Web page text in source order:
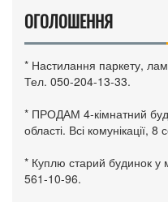
ОГОЛОШЕННЯ
* Настилання паркету,
Тел. 050-204-13-33.
* ПРОДАМ 4-кімнатний
області. Всі комунікації,
* Куплю старий будинок у
561-10-96.